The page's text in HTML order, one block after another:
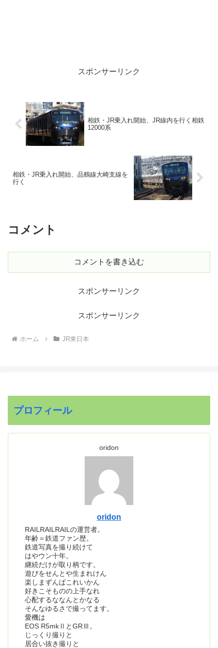
スポンサーリンク
相鉄・JR乗入れ開始、JR線内を行く相鉄
12000系
相鉄・JR乗入れ開始、品鶴線大崎支線を
行く
コメント
コメントを書き込む
スポンサーリンク
スポンサーリンク
ホーム JR東日本
プロフィール
oridon
oridon
RAILRAILRAILの運営者。
年齢＝鉄道ファン歴。
鉄道写真を撮り続けて
はやウン十年。
継続だけが取り柄です。
遊びをせんとや生まれけん
楽しまずんばこれいかん
好きこそものの上手なれ
心配するななんとかなる
そんなゆるさで撮ってます。
愛機は
EOS R5mkⅡとGRⅢ。
じっくり撮りと
居合い抜き撮りと